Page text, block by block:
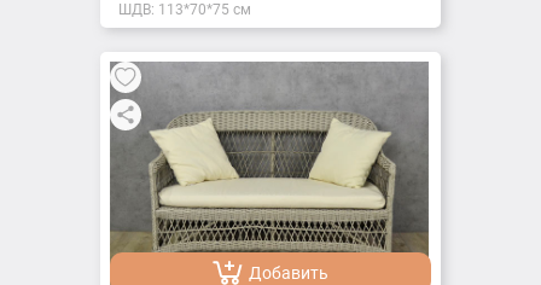
ШДВ: 113*70*75 см
Добавить